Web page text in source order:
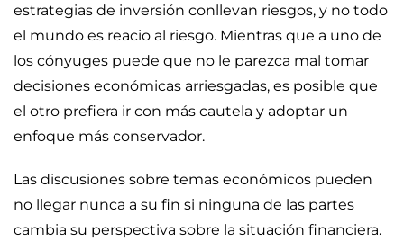
estrategias de inversión conllevan riesgos, y no todo
el mundo es reacio al riesgo. Mientras que a uno de
los cónyuges puede que no le parezca mal tomar
decisiones económicas arriesgadas, es posible que
el otro prefiera ir con más cautela y adoptar un
enfoque más conservador.
Las discusiones sobre temas económicos pueden
no llegar nunca a su fin si ninguna de las partes
cambia su perspectiva sobre la situación financiera.